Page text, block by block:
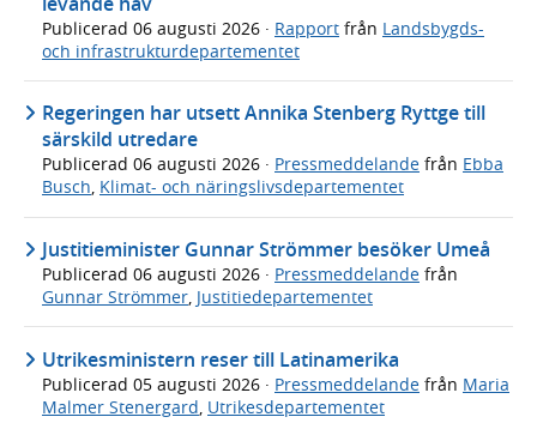
Publicerad 06 augusti 2026 · Rapport från Landsbygds-
och infrastrukturdepartementet
Regeringen har utsett Annika Stenberg Ryttge till
särskild utredare
Publicerad 06 augusti 2026 · Pressmeddelande från Ebba
Busch, Klimat- och näringslivsdepartementet
Justitieminister Gunnar Strömmer besöker Umeå
Publicerad 06 augusti 2026 · Pressmeddelande från
Gunnar Strömmer, Justitiedepartementet
Utrikesministern reser till Latinamerika
Publicerad 05 augusti 2026 · Pressmeddelande från Maria
Malmer Stenergard Utrikesdepartementet